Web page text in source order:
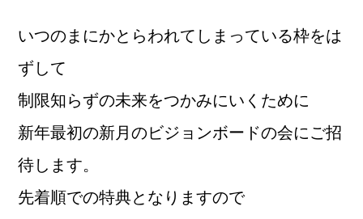
いつのまにかとらわれてしまっている枠をは
ずして
制限知らずの未来をつかみにいくために
新年最初の新月のビジョンボードの会にご招
待します。
先着順での特典となりますので